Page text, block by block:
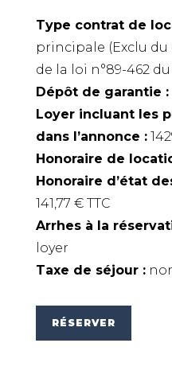
Type contrat de
principale (Exclu
de la loi n°89-462
Dépôt de garantie :
Loyer incluant les
dans l’annonce :
Honoraire de
Honoraire d’état
141,77 € TTC
Arrhes à la
loyer
Taxe de séjour :
RÉSERVER